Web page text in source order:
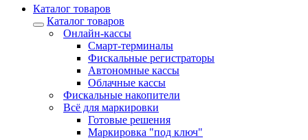
Каталог товаров
Каталог товаров
Онлайн-кассы
Смарт-терминалы
Фискальные регистраторы
Автономные кассы
Облачные кассы
Фискальные накопители
Всё для маркировки
Готовые решения
Маркировка "под ключ"